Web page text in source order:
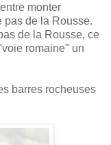
monter
pas de la Rousse.
de la Rousse, ce
romaine" un
barres rocheuses